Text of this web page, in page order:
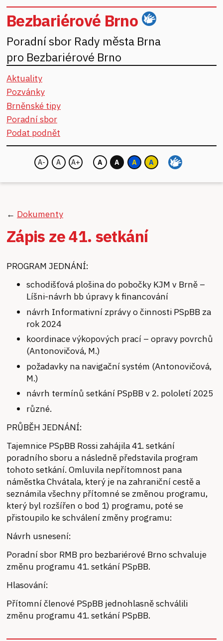
Bezbariérové Brno ČZJ
Poradní sbor Rady města Brna
pro Bezbariérové Brno
Aktuality
Pozvánky
Brněnské tipy
Poradní sbor
Podat podnět
Velikost písma:
A- A A+
Barva pozadí:
A A A A
← Dokumenty
Zápis ze 41. setkání
PROGRAM JEDNÁNÍ:
schodišťová plošina do pobočky KJM v Brně –
Líšni-návrh bb úpravy k financování
návrh Informativní zprávy o činnosti PSpBB za
rok 2024
koordinace výkopových prací – opravy povrchů
(Antonovičová, M.)
požadavky na navigační systém (Antonovičová,
M.)
návrh termínů setkání PSpBB v 2. pololetí 2025
různé.
PRŮBĚH JEDNÁNÍ:
Tajemnice PSpBB Rossi zahájila 41. setkání
poradního sboru a následně představila program
tohoto setkání. Omluvila nepřítomnost pana
náměstka Chvátala, který je na zahraniční cestě a
seznámila všechny přítomné se změnou programu,
který byl rozšířen o bod 1) programu, poté se
přistoupilo ke schválení změny programu:
Návrh usnesení:
Poradní sbor RMB pro bezbariérové Brno schvaluje
změnu programu 41. setkání PSpBB.
Hlasování:
Přítomní členové PSpBB jednohlasně schválili
změnu programu 41. setkání PSpBB.